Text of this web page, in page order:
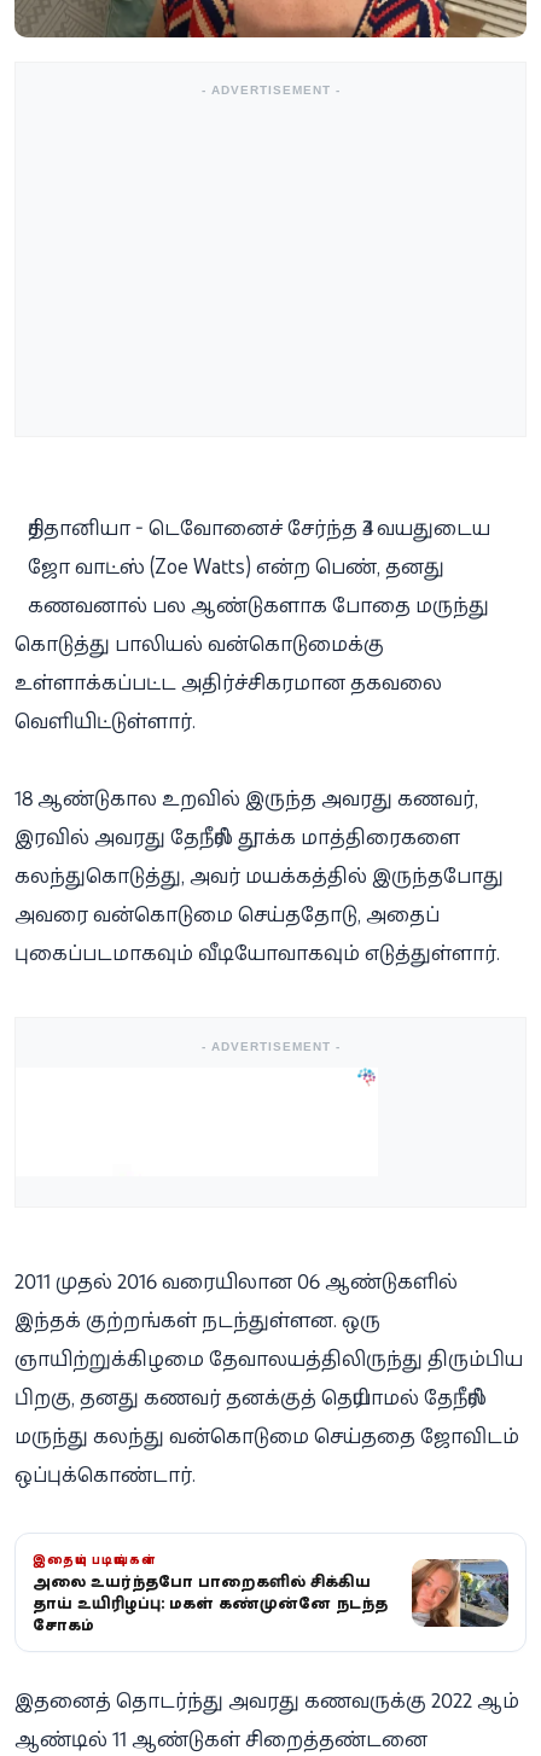
- ADVERTISEMENT -
ரித்தானியா - டெவோனைச் சேர்ந்த 43 வயதுடைய
ஜோ வாட்ஸ் (Zoe Watts) என்ற பெண், தனது
கணவனால் பல ஆண்டுகளாக போதை மருந்து
கொடுத்து பாலியல் வன்கொடுமைக்கு
உள்ளாக்கப்பட்ட அதிர்ச்சிகரமான தகவலை
வெளியிட்டுள்ளார்.
18 ஆண்டுகால உறவில் இருந்த அவரது கணவர்,
இரவில் அவரது தேநீரில் தூக்க மாத்திரைகளை
கலந்துகொடுத்து, அவர் மயக்கத்தில் இருந்தபோது
அவரை வன்கொடுமை செய்ததோடு, அதைப்
புகைப்படமாகவும் வீடியோவாகவும் எடுத்துள்ளார்.
- ADVERTISEMENT -
2011 முதல் 2016 வரையிலான 06 ஆண்டுகளில்
இந்தக் குற்றங்கள் நடந்துள்ளன. ஒரு
ஞாயிற்றுக்கிழமை தேவாலயத்திலிருந்து திரும்பிய
பிறகு, தனது கணவர் தனக்குத் தெரியாமல் தேநீரில்
மருந்து கலந்து வன்கொடுமை செய்ததை ஜோவிடம்
ஒப்புக்கொண்டார்.
இதையும் படியுங்கள்
அலை உயர்ந்தபோது பாறைகளில் சிக்கிய
தாய் உயிரிழப்பு: மகள் கண்முன்னே நடந்த
சோகம்
இதனைத் தொடர்ந்து அவரது கணவருக்கு 2022 ஆம்
ஆண்டில் 11 ஆண்டுகள் சிறைத்தண்டனை